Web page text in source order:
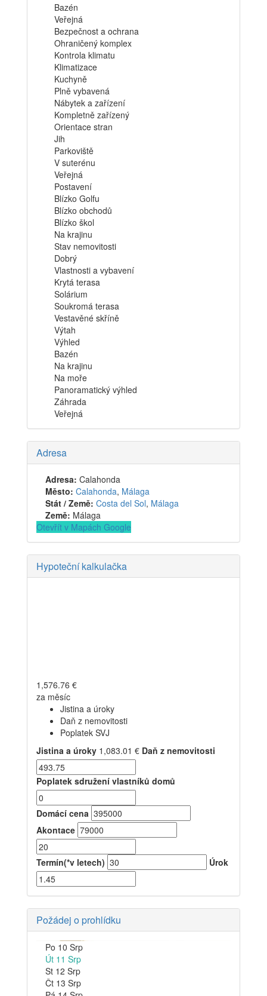
Bazén
Veřejná
Bezpečnost a ochrana
Ohraničený komplex
Kontrola klimatu
Klimatizace
Kuchyně
Plně vybavená
Nábytek a zařízení
Kompletně zařízený
Orientace stran
Jih
Parkoviště
V suterénu
Veřejná
Postavení
Blízko Golfu
Blízko obchodů
Blízko škol
Na krajinu
Stav nemovitosti
Dobrý
Vlastnosti a vybavení
Krytá terasa
Solárium
Soukromá terasa
Vestavěné skříně
Výtah
Výhled
Bazén
Na krajinu
Na moře
Panoramatický výhled
Záhrada
Veřejná
Adresa
Adresa: Calahonda
Město: Calahonda, Málaga
Stát / Země: Costa del Sol, Málaga
Země: Málaga
Otevřít v Mapách Google
Hypoteční kalkulačka
1,576.76 €
za měsíc
Jistina a úroky
Daň z nemovitosti
Poplatek SVJ
Jistina a úroky 1,083.01 € Daň z nemovitosti
Poplatek sdružení vlastníků domů
Domácí cena
Akontace
Termín(*v letech) Úrok
Požádej o prohlídku
Po 10 Srp
Út 11 Srp
St 12 Srp
Čt 13 Srp